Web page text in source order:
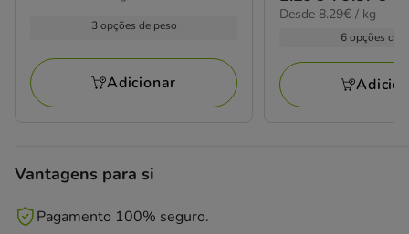
71.19€
3 opções de peso
Adicionar
com
avaliações
de
79.57€
8.29€
Desde 8.29€ / kg
6 opções de
Vantagens para si
Pagamento 100% seguro.